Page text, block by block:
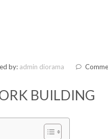
by: admin diorama
BUILDING